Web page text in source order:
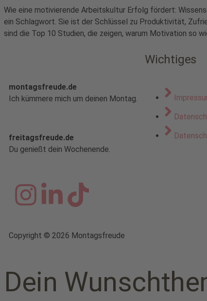
Wie eine motivierende Arbeitskultur Erfolg fördert:
ein Schlagwort. Sie ist der Schlüssel zu Produktivität,
sind die Top 10 Studien, die zeigen, warum Motivation so
montagsfreude.de
Ich kümmere mich um deinen Montag.
freitagsfreude.de
Du genießt dein Wochenende.
Wichtiges
Copyright © 2026 Montagsfreude
Dein